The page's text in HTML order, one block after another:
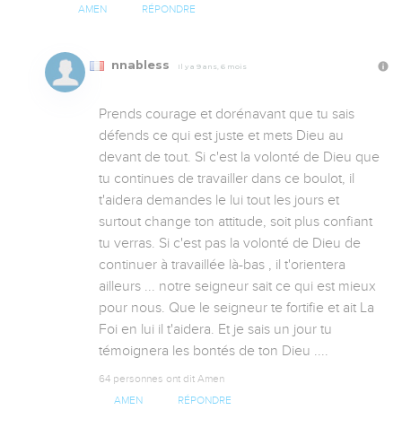
AMEN RÉPONDRE
nnabless Il y a 9 ans, 6 mois
Prends courage et dorénavant que tu sais
défends ce qui est juste et mets Dieu au
devant de tout. Si c'est la volonté de Dieu que
tu continues de travailler dans ce boulot, il
t'aidera demandes le lui tout les jours et
surtout change ton attitude, soit plus confiant
tu verras. Si c'est pas la volonté de Dieu de
continuer à travaillée là-bas , il t'orientera
ailleurs ... notre seigneur sait ce qui est mieux
pour nous. Que le seigneur te fortifie et ait La
Foi en lui il t'aidera. Et je sais un jour tu
témoignera les bontés de ton Dieu ....
64 personnes ont dit Amen
AMEN RÉPONDRE